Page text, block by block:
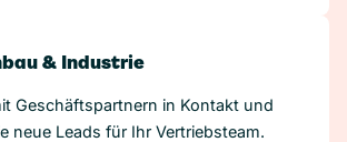
& Industrie
Geschäftspartnern in Kontakt und
neue Leads für Ihr Vertriebsteam.